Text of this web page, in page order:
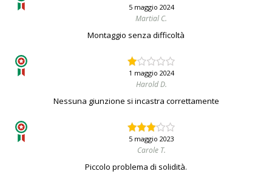
5 maggio 2024
Martial C.
Montaggio senza difficoltà
1 maggio 2024
Harold D.
Nessuna giunzione si incastra correttamente
5 maggio 2023
Carole T.
Piccolo problema di solidità.